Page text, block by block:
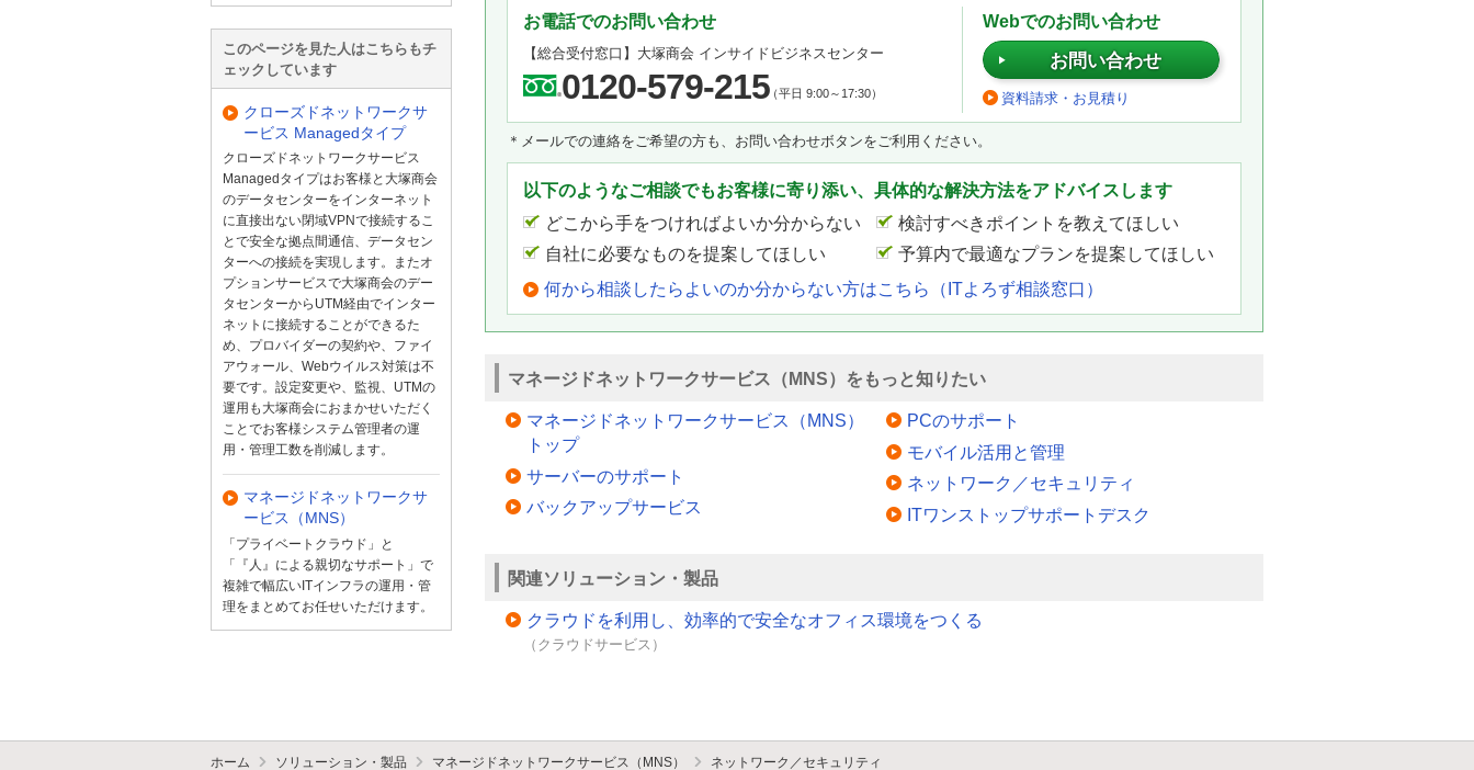
お電話でのお問い合わせ
【総合受付窓口】 大塚商会 インサイドビジネスセンター
0120-579-215（平日 9:00～17:30）
Webでのお問い合わせ
お問い合わせ
資料請求・お見積り
＊メールでの連絡をご希望の方も、お問い合わせボタンをご利用ください。
以下のようなご相談でもお客様に寄り添い、具体的な解決方法をアドバイスします
どこから手をつければよいか分からない
検討すべきポイントを教えてほしい
自社に必要なものを提案してほしい
予算内で最適なプランを提案してほしい
何から相談したらよいのか分からない方はこちら（ITよろず相談窓口）
マネージドネットワークサービス（MNS）をもっと知りたい
マネージドネットワークサービス（MNS）
トップ
サーバーのサポート
バックアップサービス
PCのサポート
モバイル活用と管理
ネットワーク／セキュリティ
ITワンストップサポートデスク
関連ソリューション・製品
クラウドを利用し、効率的で安全なオフィス環境をつくる
（クラウドサービス）
このページを見た人はこちらもチ
ェックしています
クローズドネットワークサ
ービス Managedタイプ
クローズドネットワークサービス
Managedタイプはお客様と大塚商会
のデータセンターをインターネット
に直接出ない閉域VPNで接続するこ
とで安全な拠点間通信、データセン
ターへの接続を実現します。またオ
プションサービスで大塚商会のデー
タセンターからUTM経由でインター
ネットに接続することができるた
め、プロバイダーの契約や、ファイ
アウォール、Webウイルス対策は不
要です。設定変更や、監視、UTMの
運用も大塚商会におまかせいただく
ことでお客様システム管理者の運
用・管理工数を削減します。
マネージドネットワークサ
ービス（MNS）
「プライベートクラウド」と
「『人』による親切なサポート」で
複雑で幅広いITインフラの運用・管
理をまとめてお任せいただけます。
ホーム ソリューション・製品 マネージドネットワークサービス（MNS） ネットワーク／セキュリティ